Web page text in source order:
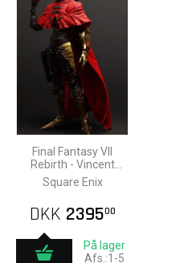
Final Fantasy VII
Rebirth - Vincent
Valentine Action
Figure 28cm
Square Enix
DKK 239500
På lager
Afs.:1-5